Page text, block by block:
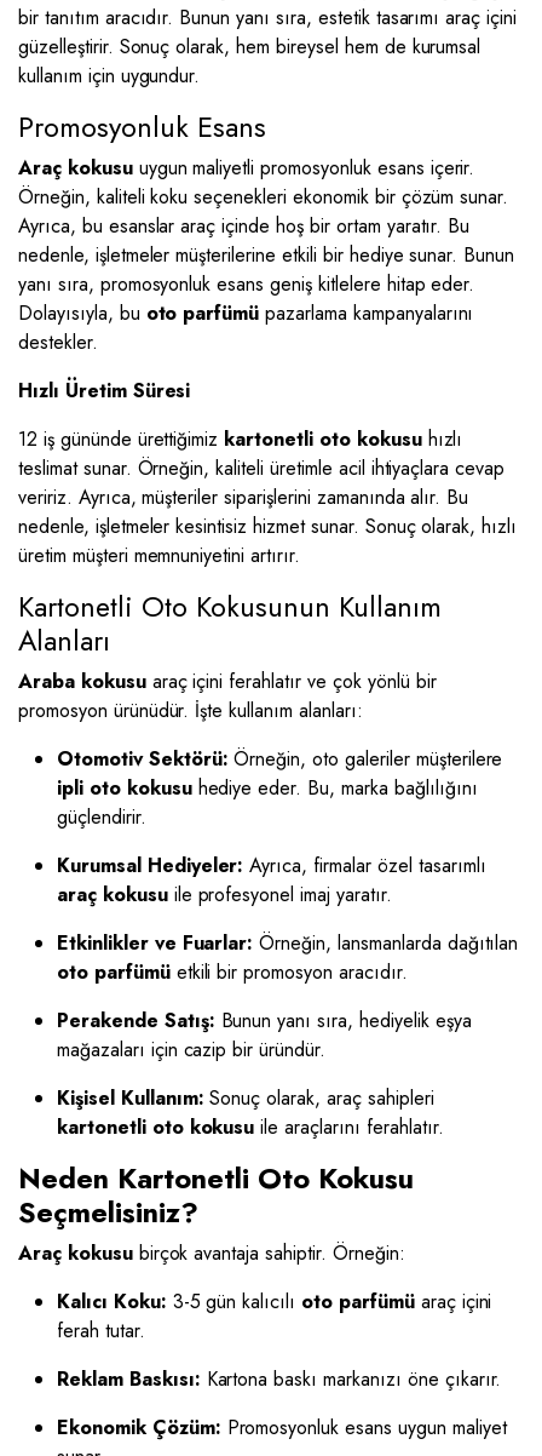
bir tanıtım aracıdır. Bunun yanı sıra, estetik tasarımı araç içini
güzelleştirir. Sonuç olarak, hem bireysel hem de kurumsal
kullanım için uygundur.
Promosyonluk Esans
Araç kokusuuygun maliyetli promosyonluk esans içerir.
Örneğin, kaliteli koku seçenekleri ekonomik bir çözüm sunar.
Ayrıca, bu esanslar araç içinde hoş bir ortam yaratır. Bu
nedenle, işletmeler müşterilerine etkili bir hediye sunar. Bunun
yanı sıra, promosyonluk esans geniş kitlelere hitap eder.
Dolayısıyla, bu oto parfümü pazarlama kampanyalarını
destekler.
Hızlı Üretim Süresi
12 iş gününde ürettiğimiz kartonetli oto kokusuhızlı
teslimat sunar. Örneğin, kaliteli üretimle acil ihtiyaçlara cevap
veririz. Ayrıca, müşteriler siparişlerini zamanında alır. Bu
nedenle, işletmeler kesintisiz hizmet sunar. Sonuç olarak, hızlı
üretim müşteri memnuniyetini artırır.
Kartonetli Oto Kokusunun Kullanım
Alanları
Araba kokusuaraç içini ferahlatır ve çok yönlü bir
promosyon ürünüdür. İşte kullanım alanları:
Otomotiv Sektörü: Örneğin, oto galeriler müşterilere
ipli oto kokusuhediye eder. Bu, marka bağlılığını
güçlendirir.
Kurumsal Hediyeler: Ayrıca, firmalar özel tasarımlı
araç kokusuile profesyonel imaj yaratır.
Etkinlikler ve Fuarlar: Örneğin, lansmanlarda dağıtılan
oto parfümüetkili bir promosyon aracıdır.
Perakende Satış: Bunun yanı sıra, hediyelik eşya
mağazaları için cazip bir üründür.
Kişisel Kullanım: Sonuç olarak, araç sahipleri
kartonetli oto kokusu ile araçlarını ferahlatır.
Neden Kartonetli Oto Kokusu
Seçmelisiniz?
Araç kokusubirçok avantaja sahiptir. Örneğin:
Kalıcı Koku: 3-5 gün kalıcılı oto parfümüaraç içini
ferah tutar.
Reklam Baskısı: Kartona baskı markanızı öne çıkarır.
Ekonomik Çözüm: Promosyonluk esans uygun maliyet